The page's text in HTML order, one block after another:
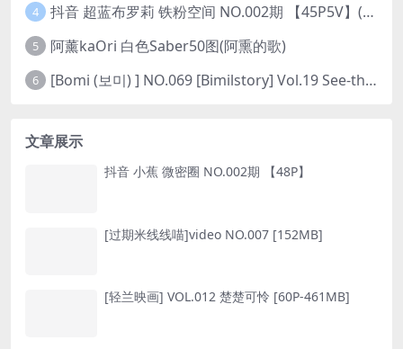
4 抖音 超蓝布罗莉 铁粉空间 NO.002期 【45P5V】(抖音超蓝布罗利是真的吗)
5 阿薰kaOri 白色Saber50图(阿熏的歌)
6 [Bomi (보미) ] NO.069 [Bimilstory] Vol.19 See-through lingerie
文章展示
抖音 小蕉 微密圈 NO.002期 【48P】
[过期米线线喵]video NO.007 [152MB]
[轻兰映画] VOL.012 楚楚可怜 [60P-461MB]